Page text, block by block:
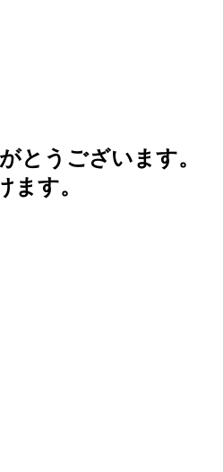
とうございます。
ます。